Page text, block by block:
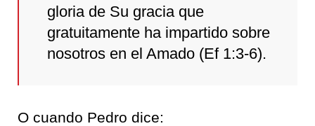
gloria de Su gracia que
gratuitamente ha impartido sobre
nosotros en el Amado (Ef 1:3-6).
O cuando Pedro dice: